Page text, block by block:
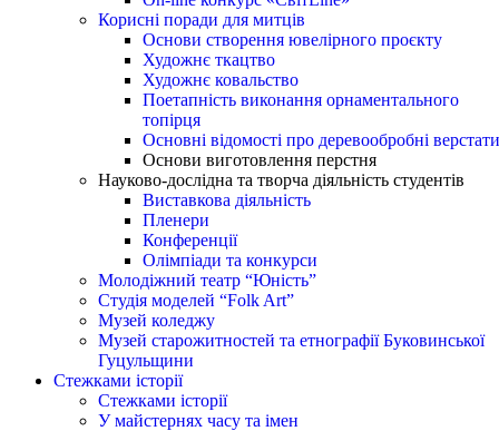
Корисні поради для митців
Основи створення ювелірного проєкту
Художнє ткацтво
Художнє ковальство
Поетапність виконання орнаментального
топірця
Основні відомості про деревообробні верстати
Основи виготовлення перстня
Науково-дослідна та творча діяльність студентів
Виставкова діяльність
Пленери
Конференції
Олімпіади та конкурси
Молодіжний театр “Юність”
Студія моделей “Folk Art”
Музей коледжу
Музей старожитностей та етнографії Буковинської
Гуцульщини
Стежками історії
Стежками історії
У майстернях часу та імен